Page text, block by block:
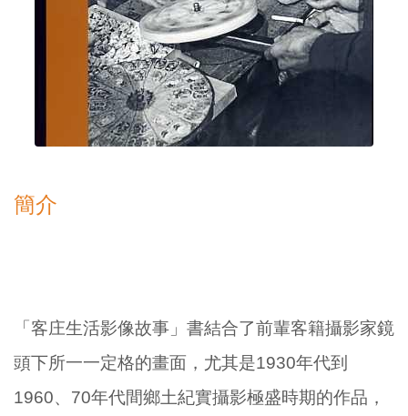
簡介
「客庄生活影像故事」書結合了前輩客籍攝影家鏡
頭下所一一定格的畫面，尤其是1930年代到
1960、70年代間鄉土紀實攝影極盛時期的作品，